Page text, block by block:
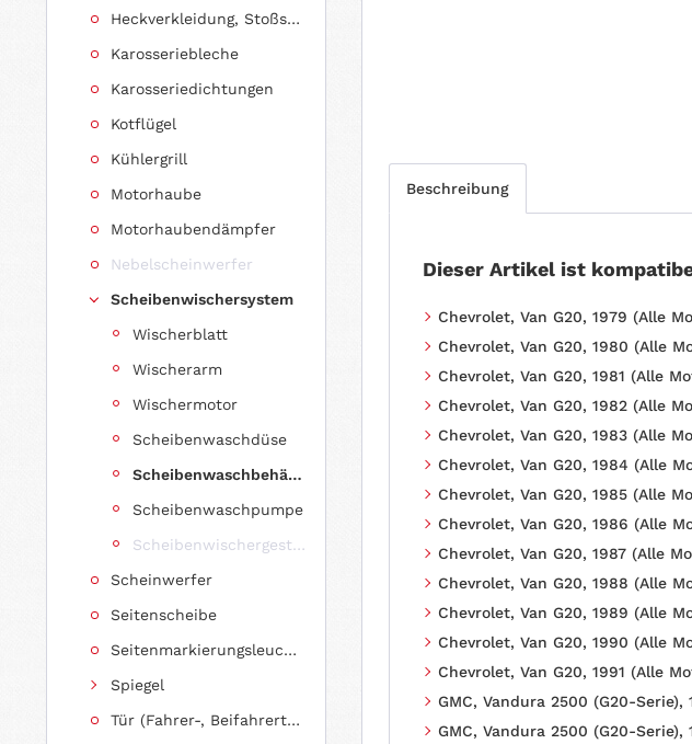
Heckverkleidung, Stoßstange hinten
Karosseriebleche
Karosseriedichtungen
Kotflügel
Kühlergrill
Motorhaube
Motorhaubendämpfer
Nebelscheinwerfer
Scheibenwischersystem
Wischerblatt
Wischerarm
Wischermotor
Scheibenwaschdüse
Scheibenwaschbehälter
Scheibenwaschpumpe
Scheinwerfer
Seitenscheibe
Seitenmarkierungsleuchte
Spiegel
Tür (Fahrer-, Beifahrertür, Schiebetür, Hecktür)
Beschreibung
Dieser Artikel ist
Chevrolet, Van G20, 1979 (Alle
Chevrolet, Van G20, 1980 (Alle
Chevrolet, Van G20, 1981 (Alle
Chevrolet, Van G20, 1982 (Alle
Chevrolet, Van G20, 1983 (Alle
Chevrolet, Van G20, 1984 (Alle
Chevrolet, Van G20, 1985 (Alle
Chevrolet, Van G20, 1986 (Alle
Chevrolet, Van G20, 1987 (Alle
Chevrolet, Van G20, 1988 (Alle
Chevrolet, Van G20, 1989 (Alle
Chevrolet, Van G20, 1990 (Alle
Chevrolet, Van G20, 1991 (Alle
GMC, Vandura 2500 (G20-
GMC, Vandura 2500 (G20-